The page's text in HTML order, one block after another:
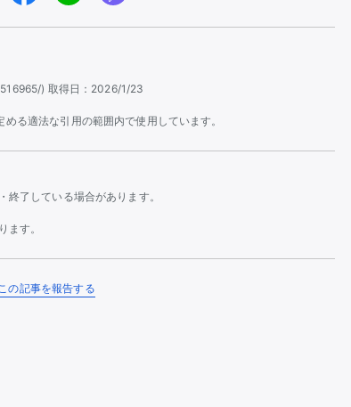
) 取得日：2026/1/23
る適法な引用の範囲内で使用しています。
了している場合があります。
ます。
の記事を報告する